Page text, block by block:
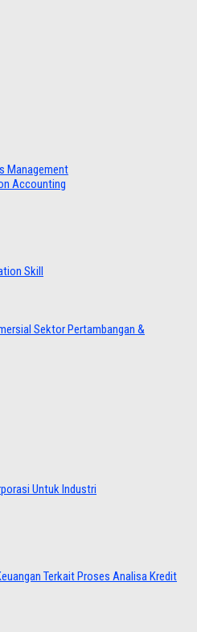
Management
Accounting
Skill
Sektor Pertambangan &
Untuk Industri
Terkait Proses Analisa Kredit